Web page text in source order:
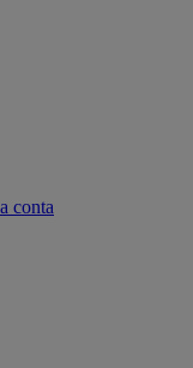
conta